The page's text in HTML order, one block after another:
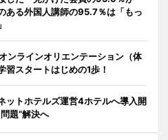
ある外国人講師の95.7％は「もっ
ンラインオリエンテーション（体
スタートはじめの1歩！
ットホテルズ運営4ホテルへ導入開
題”解決へ